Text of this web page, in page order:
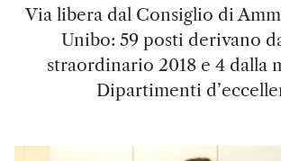
Via libera dal Consiglio di
Unibo: 59 posti derivano
straordinario 2018 e 4 dalla
Dipartimenti